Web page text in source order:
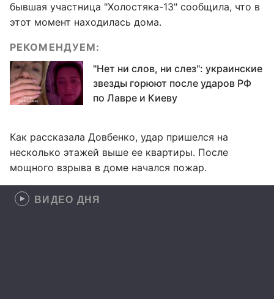
бывшая участница "Холостяка-13" сообщила, что в
этот момент находилась дома.
РЕКОМЕНДУЕМ:
"Нет ни слов, ни слез": украинские
звезды горюют после ударов РФ
по Лавре и Киеву
Как рассказала Довбенко, удар пришелся на
несколько этажей выше ее квартиры. После
мощного взрыва в доме начался пожар.
ВИДЕО ДНЯ